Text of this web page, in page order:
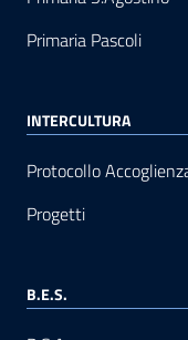
Primaria Pascoli
INTERCULTURA
Protocollo
Progetti
B.E.S.